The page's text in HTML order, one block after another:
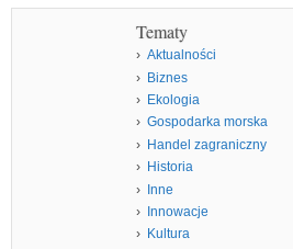
Tematy
Aktualności
Biznes
Ekologia
Gospodarka morska
Handel zagraniczny
Historia
Inne
Innowacje
Kultura